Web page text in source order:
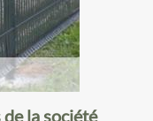
la société